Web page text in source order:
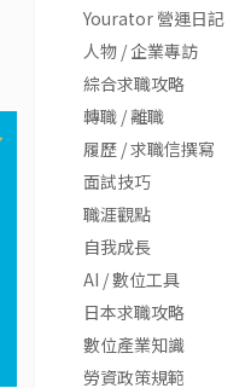
Yourator 營運日記
人物 / 企業專訪
綜合求職攻略
轉職 / 離職
履歷 / 求職信撰寫
面試技巧
職涯觀點
自我成長
AI / 數位工具
日本求職攻略
數位產業知識
勞資政策規範